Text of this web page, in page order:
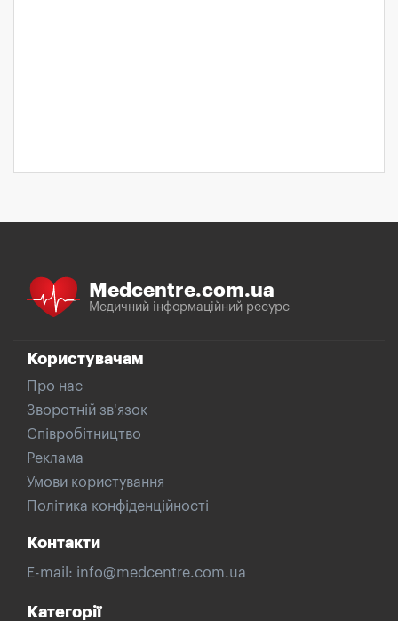
Medcentre.com.ua
Медичний інформаційний ресурс
Користувачам
Про нас
Зворотній зв'язок
Співробітництво
Реклама
Умови користування
Політика конфіденційності
Контакти
E-mail: info@medcentre.com.ua
Категорії